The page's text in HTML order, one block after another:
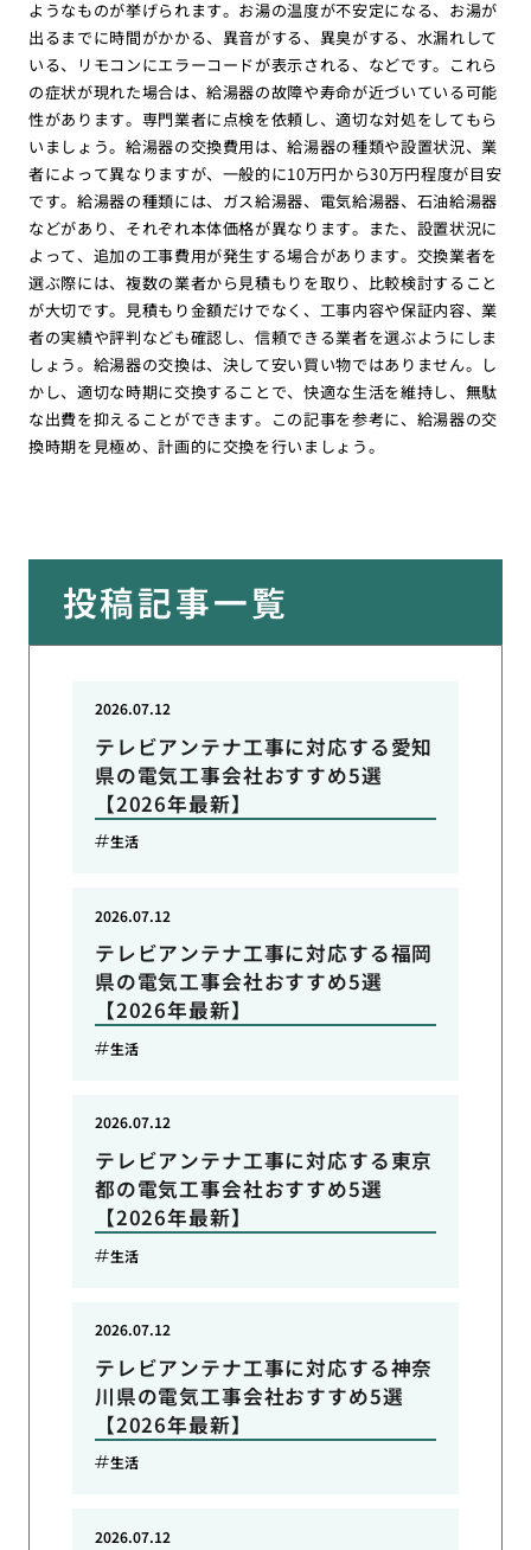
ようなものが挙げられます。お湯の温度が不安定になる、お湯が
出るまでに時間がかかる、異音がする、異臭がする、水漏れして
いる、リモコンにエラーコードが表示される、などです。これら
の症状が現れた場合は、給湯器の故障や寿命が近づいている可能
性があります。専門業者に点検を依頼し、適切な対処をしてもら
いましょう。給湯器の交換費用は、給湯器の種類や設置状況、業
者によって異なりますが、一般的に10万円から30万円程度が目安
です。給湯器の種類には、ガス給湯器、電気給湯器、石油給湯器
などがあり、それぞれ本体価格が異なります。また、設置状況に
よって、追加の工事費用が発生する場合があります。交換業者を
選ぶ際には、複数の業者から見積もりを取り、比較検討すること
が大切です。見積もり金額だけでなく、工事内容や保証内容、業
者の実績や評判なども確認し、信頼できる業者を選ぶようにしま
しょう。給湯器の交換は、決して安い買い物ではありません。し
かし、適切な時期に交換することで、快適な生活を維持し、無駄
な出費を抑えることができます。この記事を参考に、給湯器の交
換時期を見極め、計画的に交換を行いましょう。
投稿記事一覧
テレビアンテナ工事に対応する愛知
県の電気工事会社おすすめ5選
【2026年最新】
2026.07.12
生活
テレビアンテナ工事に対応する福岡
県の電気工事会社おすすめ5選
【2026年最新】
2026.07.12
生活
テレビアンテナ工事に対応する東京
都の電気工事会社おすすめ5選
【2026年最新】
2026.07.12
生活
テレビアンテナ工事に対応する神奈
川県の電気工事会社おすすめ5選
【2026年最新】
2026.07.12
生活
2026.07.12